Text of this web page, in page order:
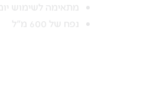
מתאימה לשימוש
נפח של 600 מ"ל